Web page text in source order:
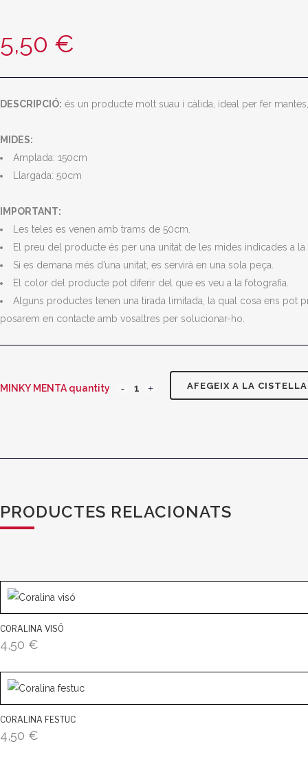
5,50 €
DESCRIPCIÓ: és un producte molt suau i càlida, ideal per fer
MIDES:
Amplada: 150cm
Llargada: 50cm
IMPORTANT:
Les teles es venen amb trams de 50cm.
El preu del producte és per una unitat de les mides indicades a la
Si es demana més d’una unitat, es servirà en una sola peça.
El color del producte pot diferir del que es veu a la fotografia.
Alguns productes tenen una tirada limitada, la qual cosa ens pot
posarem en contacte amb vosaltres per solucionar-ho.
MINKY MENTA quantity AFEGEIX A LA CISTELLA
PRODUCTES RELACIONATS
CORALINA VISÓ
4,50 €
CORALINA FESTUC
4,50 €